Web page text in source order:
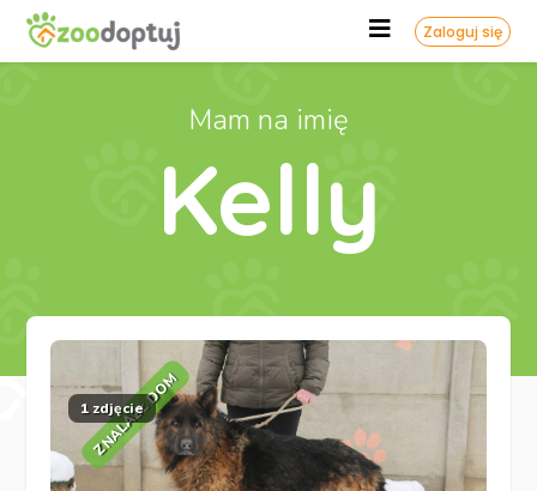
Zaloguj się
Mam na imię
Kelly
ZNALAZŁ DOM
1 zdjęcie